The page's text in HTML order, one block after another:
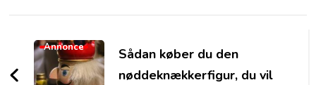
Navigation
Annonce
Sådan køber du den
nøddeknækkerfigur, du vil